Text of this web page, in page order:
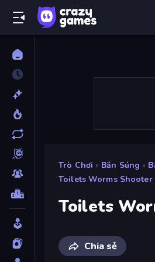
Trò Chơi » Bắn Súng »
Toilets Worms Shooter
Toilets
Chia sẻ